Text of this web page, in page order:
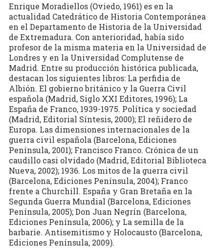
Enrique Moradiellos (Oviedo, 1961) es en la
actualidad Catedrático de Historia Contemporánea
en el Departamento de Historia de la Universidad
de Extremadura. Con anterioridad, había sido
profesor de la misma materia en la Universidad de
Londres y en la Universidad Complutense de
Madrid. Entre su producción histórica publicada,
destacan los siguientes libros: La perfidia de
Albión. El gobierno británico y la Guerra Civil
española (Madrid, Siglo XXI Editores, 1996); La
España de Franco, 1939-1975. Política y sociedad
(Madrid, Editorial Síntesis, 2000); El reñidero de
Europa. Las dimensiones internacionales de la
guerra civil española (Barcelona, Ediciones
Península, 2001); Francisco Franco. Crónica de un
caudillo casi olvidado (Madrid, Editorial Biblioteca
Nueva, 2002); 1936. Los mitos de la guerra civil
(Barcelona, Ediciones Península, 2004); Franco
frente a Churchill. España y Gran Bretaña en la
Segunda Guerra Mundial (Barcelona, Ediciones
Península, 2005); Don Juan Negrín (Barcelona,
Ediciones Península, 2006); y La semilla de la
barbarie. Antisemitismo y Holocausto (Barcelona,
Ediciones Península, 2009).